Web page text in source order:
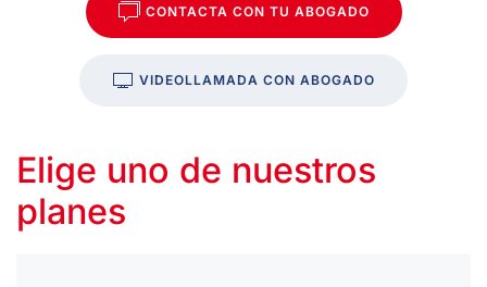
CONTACTA CON TU ABOGADO
VIDEOLLAMADA CON ABOGADO
Elige uno de nuestros
planes